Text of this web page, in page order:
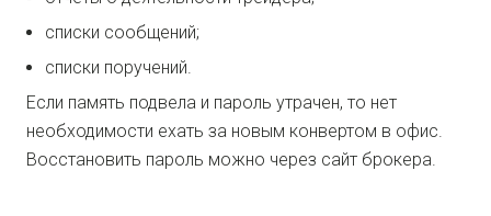
списки сообщений;
списки поручений.
Если память подвела и пароль утрачен, то нет
необходимости ехать за новым конвертом в офис.
Восстановить пароль можно через сайт брокера.